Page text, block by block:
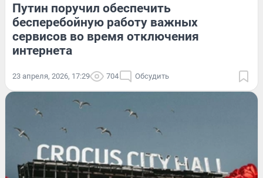
Путин поручил обеспечить
бесперебойную работу важных
сервисов во время отключения
интернета
23 апреля, 2026, 17:29 704 Обсудить